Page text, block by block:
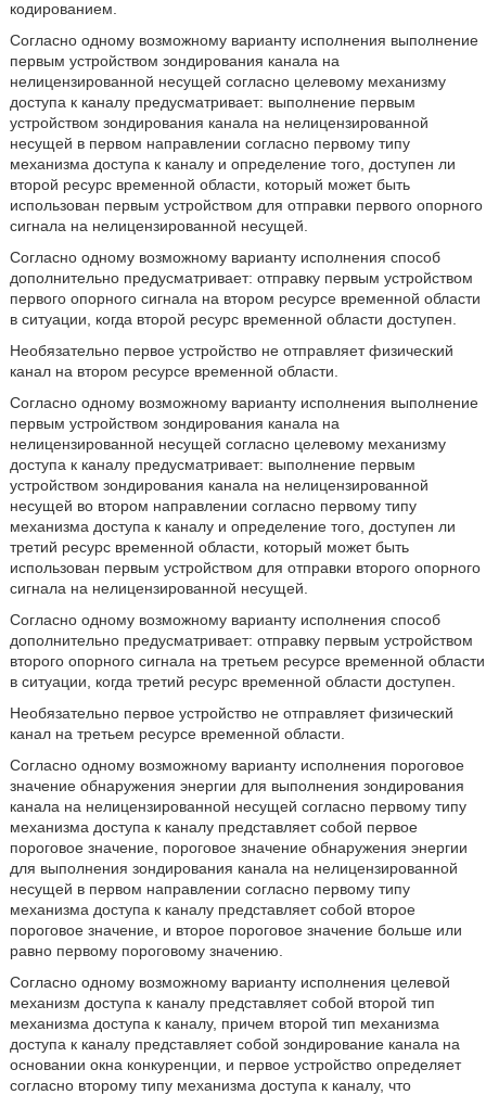
кодированием.
Согласно одному возможному варианту исполнения выполнение
первым устройством зондирования канала на
нелицензированной несущей согласно целевому механизму
доступа к каналу предусматривает: выполнение первым
устройством зондирования канала на нелицензированной
несущей в первом направлении согласно первому типу
механизма доступа к каналу и определение того, доступен ли
второй ресурс временной области, который может быть
использован первым устройством для отправки первого опорного
сигнала на нелицензированной несущей.
Согласно одному возможному варианту исполнения способ
дополнительно предусматривает: отправку первым устройством
первого опорного сигнала на втором ресурсе временной области
в ситуации, когда второй ресурс временной области доступен.
Необязательно первое устройство не отправляет физический
канал на втором ресурсе временной области.
Согласно одному возможному варианту исполнения выполнение
первым устройством зондирования канала на
нелицензированной несущей согласно целевому механизму
доступа к каналу предусматривает: выполнение первым
устройством зондирования канала на нелицензированной
несущей во втором направлении согласно первому типу
механизма доступа к каналу и определение того, доступен ли
третий ресурс временной области, который может быть
использован первым устройством для отправки второго опорного
сигнала на нелицензированной несущей.
Согласно одному возможному варианту исполнения способ
дополнительно предусматривает: отправку первым устройством
второго опорного сигнала на третьем ресурсе временной области
в ситуации, когда третий ресурс временной области доступен.
Необязательно первое устройство не отправляет физический
канал на третьем ресурсе временной области.
Согласно одному возможному варианту исполнения пороговое
значение обнаружения энергии для выполнения зондирования
канала на нелицензированной несущей согласно первому типу
механизма доступа к каналу представляет собой первое
пороговое значение, пороговое значение обнаружения энергии
для выполнения зондирования канала на нелицензированной
несущей в первом направлении согласно первому типу
механизма доступа к каналу представляет собой второе
пороговое значение, и второе пороговое значение больше или
равно первому пороговому значению.
Согласно одному возможному варианту исполнения целевой
механизм доступа к каналу представляет собой второй тип
механизма доступа к каналу, причем второй тип механизма
доступа к каналу представляет собой зондирование канала на
основании окна конкуренции, и первое устройство определяет
согласно второму типу механизма доступа к каналу, что